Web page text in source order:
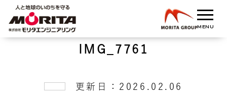
IMG_7761
更新日：2026.02.06